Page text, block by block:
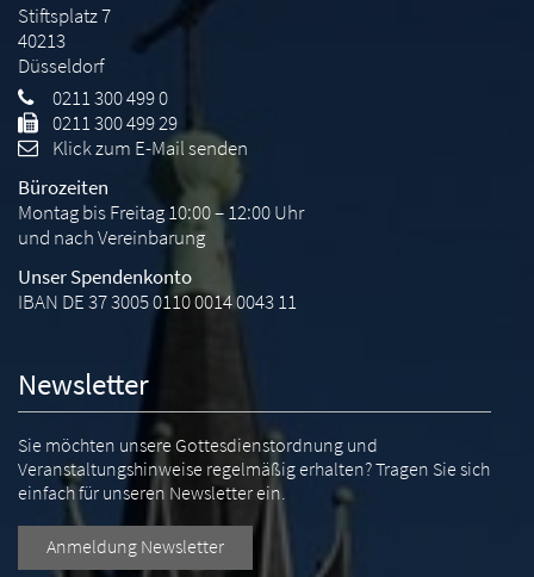
Stiftsplatz 7
40213
Düsseldorf
0211 300 499 0
0211 300 499 29
Klick zum E-Mail senden
Bürozeiten
Montag bis Freitag 10:00 – 12:00 Uhr
und nach Vereinbarung
Unser Spendenkonto
IBAN DE 37 3005 0110 0014 0043 11
Newsletter
Sie möchten unsere Gottesdienstordnung und
Veranstaltungshinweise regelmäßig erhalten? Tragen Sie sich
einfach für unseren Newsletter ein.
Anmeldung Newsletter